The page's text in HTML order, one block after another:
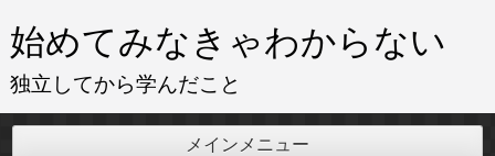
コ
ン
テ
ツ
始めてみなきゃわからない
独立してから学んだこと
メインメニュー